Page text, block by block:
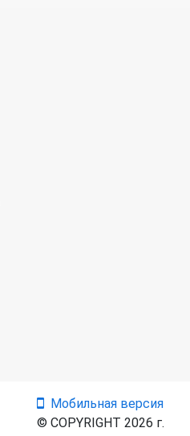
Мобильная версия
© COPYRIGHT 2026 г.